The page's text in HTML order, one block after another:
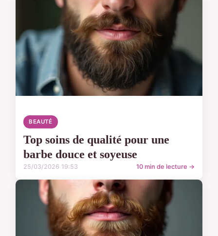
BEAUTÉ
Top soins de qualité pour une
barbe douce et soyeuse
25/03/2026 19:53 10 min de lecture →